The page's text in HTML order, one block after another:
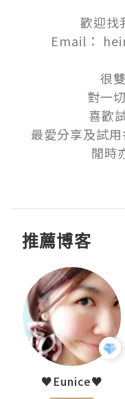
歡迎找
Email：
很
對一
喜歡
最愛分享及試
閒時
推薦博客
♥Eunice♥